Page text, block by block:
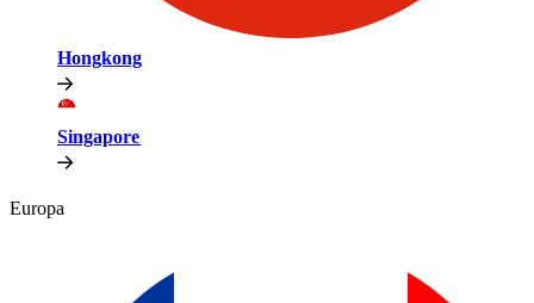
Hongkong​​
Singapore​​
Europa​​